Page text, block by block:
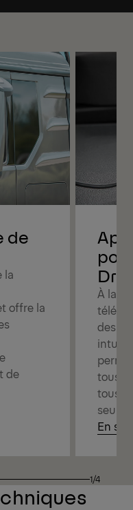
de
la
offre la
de
À la
des
tous
tous
seule
En
1/4